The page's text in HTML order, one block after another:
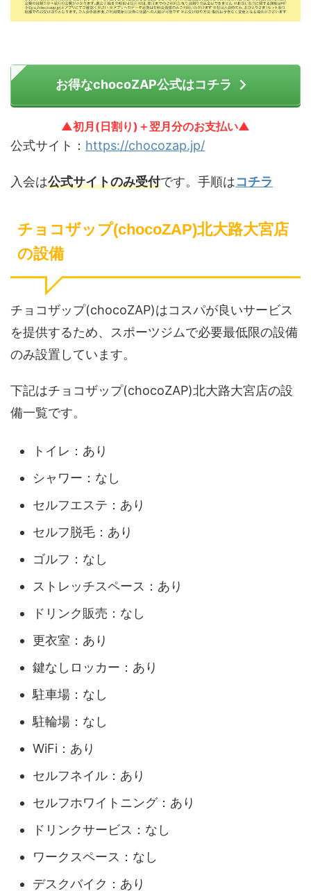
お得なchocoZAP公式はコチラ
▲初月(日割り)＋翌月分のお支払い▲
公式サイト： https://chocozap.jp/
入会は公式サイトのみ受付です。手順はコチラ
チョコザップ(chocoZAP)北大路大宮店
の設備
チョコザップ(chocoZAP)はコスパが良いサービス
を提供するため、スポーツジムで必要最低限の設備
のみ設置しています。
下記はチョコザップ(chocoZAP)北大路大宮店の設
備一覧です。
トイレ：あり
シャワー：なし
セルフエステ：あり
セルフ脱毛：あり
ゴルフ：なし
ストレッチスペース：あり
ドリンク販売：なし
更衣室：あり
鍵なしロッカー：あり
駐車場：なし
駐輪場：なし
WiFi：あり
セルフネイル：あり
セルフホワイトニング：あり
ドリンクサービス：なし
ワークスペース：なし
デスクバイク：あり